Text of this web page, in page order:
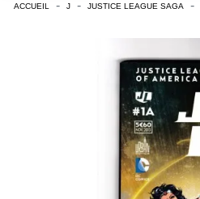
ACCUEIL J JUSTICE LEAGUE SAGA